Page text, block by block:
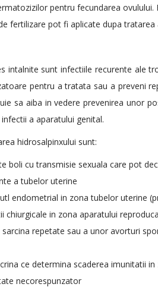
pentru fecundarea
fertilizare pot fi aplicate dupa tratarea
intalnite sunt infectiile recurente ale
pentru a tratata sau a preveni
sa aiba in vedere prevenirea unor
a aparatului genital.
hidrosalpinxului sunt:
boli cu transmisie sexuala care pot
a tubelor uterine
endometrial in zona tubelor uterine
chiurgicale in zona aparatului
repetate sau a unor avorturi
ce determina scaderea imunitatii
necorespunzator